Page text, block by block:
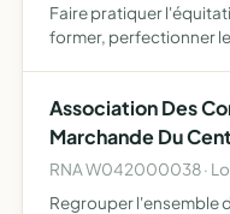
Faire pratiquer
former, perfectionner
Association Des
Marchande Du
RNA W042000038 ·
Regrouper l'ensemble